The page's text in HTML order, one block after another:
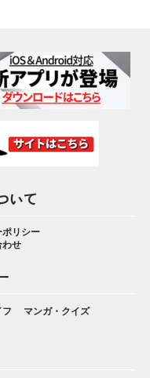
いて
リシー
わせ
マンガ・クイズ